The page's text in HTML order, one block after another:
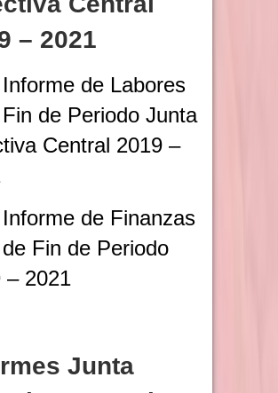
– 2021
Informe de Labores
Fin de Periodo Junta
Central 2019 –
Informe de Finanzas
de Fin de Periodo
– 2021
Junta